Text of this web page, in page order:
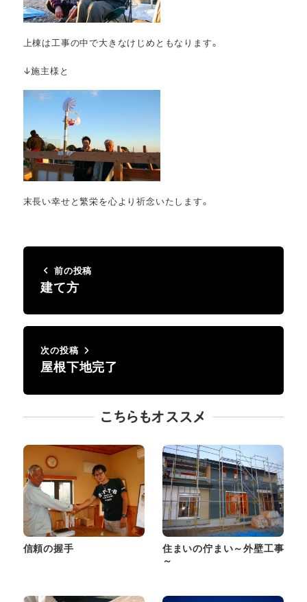
上棟は工事の中で大きなけじめともなります。
↓施主様と
末長い幸せと繁栄を心より祈念いたします。
前の投稿
建て方
次の投稿
屋根下地完了
こちらもオススメ
信頼の握手
住まいの佇まい～外壁工事
～